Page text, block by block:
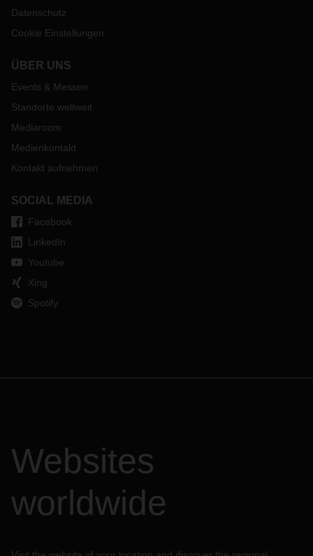
Datenschutz
Cookie Einstellungen
ÜBER UNS
Events & Messen
Standorte weltweit
Mediaroom
Medienkontakt
Kontakt aufnehmen
SOCIAL MEDIA
Facebook
LinkedIn
Youtube
Xing
Spotify
Websites
worldwide